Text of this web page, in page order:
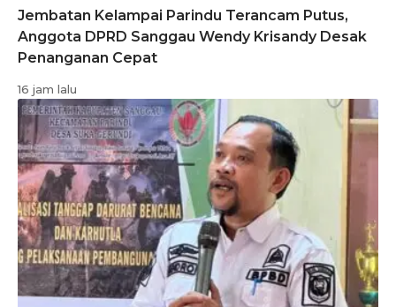
Jembatan Kelampai Parindu Terancam Putus,
Anggota DPRD Sanggau Wendy Krisandy Desak
Penanganan Cepat
16 jam lalu